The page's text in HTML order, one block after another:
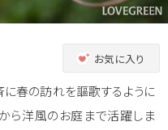
お気に入り
春の訪れを謳歌するように
ら洋風のお庭まで活躍しま